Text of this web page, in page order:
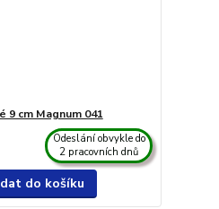
9 cm Magnum 041
Odeslání obvykle do
2 pracovních dnů
do košíku